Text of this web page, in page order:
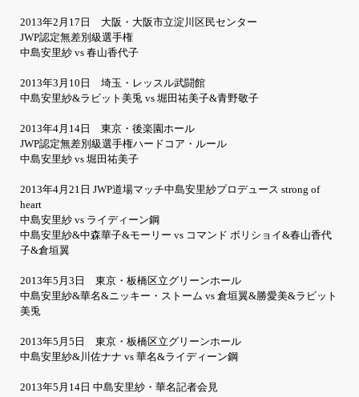
2013年2月17日 大阪・大阪市立淀川区民センター
JWP認定無差別級選手権
中島安里紗 vs 春山香代子
2013年3月10日 埼玉・レッスル武闘館
中島安里紗&ラビット美兎 vs 堀田祐美子&青野敬子
2013年4月14日 東京・後楽園ホール
JWP認定無差別級選手権ハードコア・ルール
中島安里紗 vs 堀田祐美子
2013年4月21日 JWP道場マッチ中島安里紗プロデュース strong of
heart
中島安里紗 vs ライディーン鋼
中島安里紗&中森華子&モーリー vs コマンド ボリショイ&春山香代
子&倉垣翼
2013年5月3日 東京・板橋区立グリーンホール
中島安里紗&華名&ニッキー・ストーム vs 倉垣翼&勝愛美&ラビット
美兎
2013年5月5日 東京・板橋区立グリーンホール
中島安里紗&川佐ナナ vs 華名&ライディーン鋼
2013年5月14日 中島安里紗・華名記者会見